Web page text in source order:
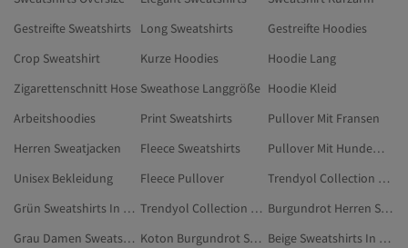
Gestreifte Sweatshirts
Long Sweatshirts
Gestreifte Hoodies
Crop Sweatshirt
Kurze Hoodies
Hoodie Lang
Zigarettenschnitt Hose Sweathose Langgröße Hoodie Kleid
Arbeitshoodies
Print Sweatshirts
Pullover Mit Fransen
Herren Sweatjacken
Fleece Sweatshirts
Pullover Mit Hundemotiv
Unisex Bekleidung
Fleece Pullover
Trendyol Collection Schwarz Sweatshirts In Übergröße
Grün Sweatshirts In Übergröße
Trendyol Collection Sweatshirts In Übergröße
Burgundrot Herren Sweatshirts
Grau Damen Sweatshirts In Übergröße
Koton Burgundrot Sweatshirts
Beige Sweatshirts In Übergröße